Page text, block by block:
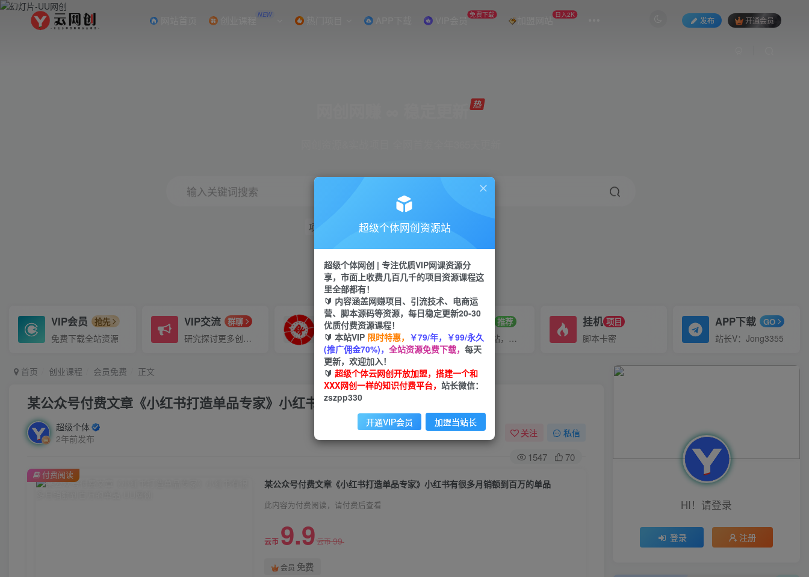
创业课程 NEW 热门项目 APP下载 VIP会员 免费下载 加盟网站 日入2K
发布 开通会员
输入关键词搜索
项目 引流 短视频 小红书
VIP会员 抢先
免费下载全站资源
VIP交流 群聊
研究探讨更多创业项目路子。
VIP推广
70%分佣
会员专属推广链接
招募站长 推荐
搭建同款网站，自己当老板
挂机 项目
脚本卡密
APP下载 GO
站长V：Jong3355
首页 创业课程 会员免费 正文
某公众号付费文章《小红书打造单品专家》小红书有很多月销额到百万的单品
超级个体
2年前发布
关注 私信
1547 70
某公众号付费文章《小红书打造单品专家》小红书有很多月销额到百万的单品
此内容为付费阅读，请付费后查看
云币 9.9云币99
会员 免费
付费阅读
HI！请登录
登录 注册
超级个体网创资源站
超级个体网创 | 专注优质VIP网课资源分
享，市面上收费几百几千的项目资源课程这
里全部都有！
🔰 内容涵盖网赚项目、引流技术、电商运
营、脚本源码等资源，每日稳定更新20-30
优质付费资源课程！
🔰 本站VIP 限时特惠， ￥79/年，￥99/永久
(推广佣金70%)， 全站资源免费下载， 每天
更新，欢迎加入！
🔰 超级个体云网创开放加盟，搭建一个和
XXX网创一样的知识付费平台， 站长微信：
zszpp330
开通VIP会员 加盟当站长